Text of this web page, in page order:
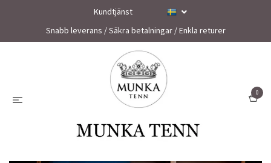
Kundtjänst
Snabb leverans / Säkra betalningar / Enkla returer
0